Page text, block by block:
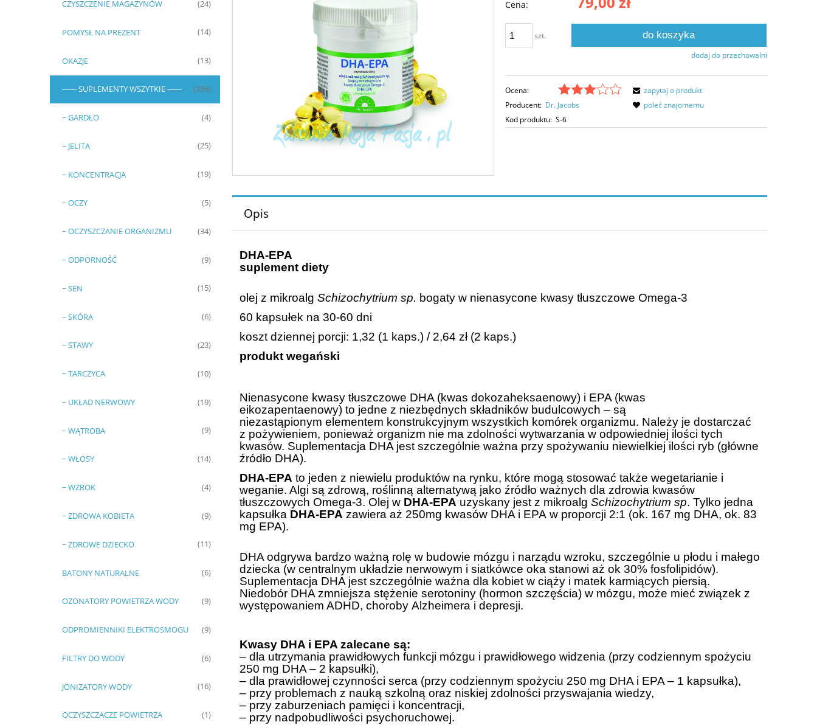
CZYSZCZENIE MAGAZYNÓW (24)
POMYSŁ NA PREZENT (14)
OKAZJE (13)
------ SUPLEMENTY WSZYTKIE ------ (336)
~ GARDŁO (4)
~ JELITA (25)
~ KONCENTRACJA (19)
~ OCZY (5)
~ OCZYSZCZANIE ORGANIZMU (34)
~ ODPORNOŚĆ (9)
~ SEN (15)
~ SKÓRA (6)
~ STAWY (23)
~ TARCZYCA (10)
~ UKŁAD NERWOWY (19)
~ WĄTROBA (9)
~ WŁOSY (14)
~ WZROK (4)
~ ZDROWA KOBIETA (9)
~ ZDROWE DZIECKO (11)
BATONY NATURALNE (6)
OZONATORY POWIETRZA WODY (9)
ODPROMIENNIKI ELEKTROSMOGU (9)
FILTRY DO WODY (6)
JONIZATORY WODY (16)
OCZYSZCZACZE POWIETRZA (1)
Cena:
szt. do koszyka
dodaj do przechowalni
Ocena:
Producent: Dr. Jacobs
Kod produktu: S-6
zapytaj o produkt
poleć znajomemu
Opis
DHA-EPA
suplement diety
olej z mikroalg Schizochytrium sp. bogaty w nienasycone kwasy tłuszczowe Omega-3
60 kapsułek na 30-60 dni
koszt dziennej porcji: 1,32 (1 kaps.) / 2,64 zł (2 kaps.)
produkt wegański
Nienasycone kwasy tłuszczowe DHA (kwas dokozaheksaenowy) i EPA (kwas
eikozapentaenowy) to jedne z niezbędnych składników budulcowych – są
niezastąpionym elementem konstrukcyjnym wszystkich komórek organizmu. Należy je dostarczać
z pożywieniem, ponieważ organizm nie ma zdolności wytwarzania w odpowiedniej ilości tych
kwasów. Suplementacja DHA jest szczególnie ważna przy spożywaniu niewielkiej ilości ryb (główne
źródło DHA).
DHA-EPA to jeden z niewielu produktów na rynku, które mogą stosować także wegetarianie i
weganie. Algi są zdrową, roślinną alternatywą jako źródło ważnych dla zdrowia kwasów
tłuszczowych Omega-3. Olej w DHA-EPA uzyskany jest z mikroalg Schizochytrium sp. Tylko jedna
kapsułka DHA-EPA zawiera aż 250mg kwasów DHA i EPA w proporcji 2:1 (ok. 167 mg DHA, ok. 83
mg EPA).
DHA odgrywa bardzo ważną rolę w budowie mózgu i narządu wzroku, szczególnie u płodu i małego
dziecka (w centralnym układzie nerwowym i siatkówce oka stanowi aż ok 30% fosfolipidów).
Suplementacja DHA jest szczególnie ważna dla kobiet w ciąży i matek karmiących piersią.
Niedobór DHA zmniejsza stężenie serotoniny (hormon szczęścia) w mózgu, może mieć związek z
występowaniem ADHD, choroby Alzheimera i depresji.
Kwasy DHA i EPA zalecane są:
– dla utrzymania prawidłowych funkcji mózgu i prawidłowego widzenia (przy codziennym spożyciu
250 mg DHA – 2 kapsułki),
– dla prawidłowej czynności serca (przy codziennym spożyciu 250 mg DHA i EPA – 1 kapsułka),
– przy problemach z nauką szkolną oraz niskiej zdolności przyswajania wiedzy,
– przy zaburzeniach pamięci i koncentracji,
– przy nadpobudliwości psychoruchowej.